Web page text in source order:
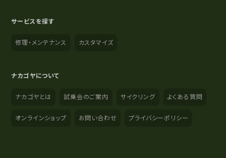
サービスを探す
修理・メンテナンス カスタマイズ
ナカゴヤについて
ナカゴヤとは 試乗会のご案内 サイクリング よくある質問
オンラインショップ お問い合わせ プライバシーポリシー